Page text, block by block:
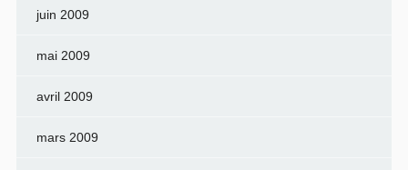
juin 2009
mai 2009
avril 2009
mars 2009